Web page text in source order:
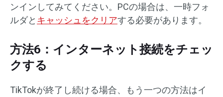
ンインしてみてください。PCの場合は、一時フォ
ルダと キャッシュをクリアする必要があります。
方法6：インターネット接続をチェッ
クする
TikTokが終了し続ける場合、もう一つの方法はイ